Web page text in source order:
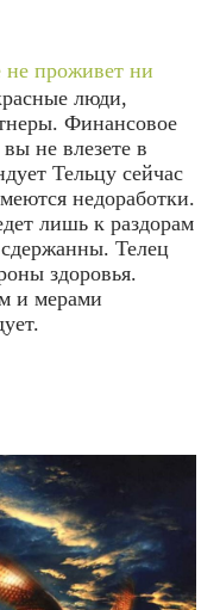
не проживет ни
люди,
Финансовое
не влезете в
Тельцу сейчас
недоработки.
лишь к раздорам
Телец
здоровья.
и мерами